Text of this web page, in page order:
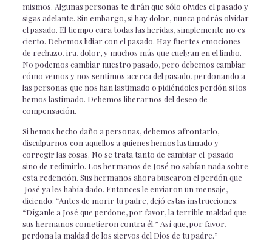
mismos. Algunas personas te dirán que sólo olvides el pasado y
sigas adelante. Sin embargo, si hay dolor, nunca podrás olvidar
el pasado. El tiempo cura todas las heridas, simplemente no es
cierto. Debemos lidiar con el pasado. Hay fuertes emociones
de rechazo, ira, dolor, y muchos más que cuelgan en el limbo.
No podemos cambiar nuestro pasado, pero debemos cambiar
cómo vemos y nos sentimos acerca del pasado, perdonando a
las personas que nos han lastimado o pidiéndoles perdón si los
hemos lastimado. Debemos liberarnos del deseo de
compensación.
Si hemos hecho daño a personas, debemos afrontarlo,
disculparnos con aquellos a quienes hemos lastimado y
corregir las cosas. No se trata tanto de cambiar el pasado
sino de redimirlo. Los hermanos de José no sabían nada sobre
esta redención. Sus hermanos ahora buscaron el perdón que
José ya les había dado. Entonces le enviaron un mensaje,
diciendo: “Antes de morir tu padre, dejó estas instrucciones:
“Díganle a José que perdone, por favor, la terrible maldad que
sus hermanos cometieron contra él.” Así que, por favor,
perdona la maldad de los siervos del Dios de tu padre.”